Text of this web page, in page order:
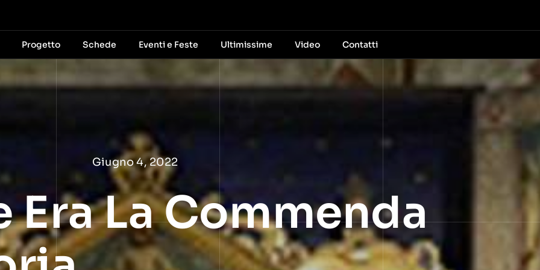
Progetto Schede Eventi e Feste Ultimissime Video Contatti
Giugno 4, 2022
Era La Commenda